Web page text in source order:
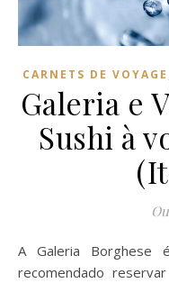
CARNETS DE VOYAGE
Galeria e
Sushi à
A Galeria Borghese é um dos lugares que nos foi
recomendado